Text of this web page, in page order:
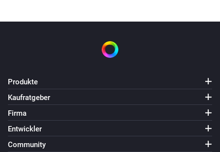
Produkte
Kaufratgeber
Firma
Entwickler
Community